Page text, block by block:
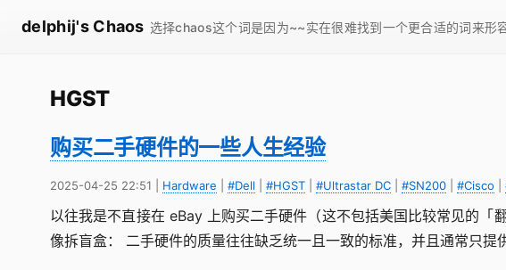
delphij's Chaos 选择chaos这个词是因为~~实在很难找到一个更合适的词来形
HGST
购买二手硬件的一些人生经验
2025-04-25 22:51 Hardware #Dell #HGST #Ultrastar DC #SN200 #Cisco
以往我是不直接在 eBay 上购买二手硬件（这不包括美国比较常见的
像拆盲盒： 二手硬件的质量往往缺乏统一且一致的标准，并且通常只提